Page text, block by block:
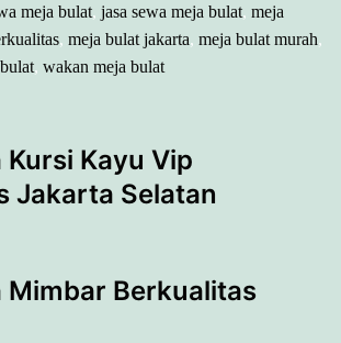
meja bulat, jasa sewa meja bulat, meja
, meja bulat jakarta, meja bulat murah,
, wakan meja bulat
Kursi Kayu Vip
Jakarta Selatan
Mimbar Berkualitas